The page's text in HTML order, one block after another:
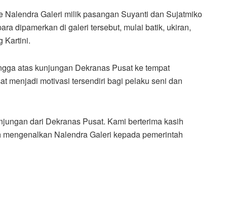
Galeri milik pasangan Suyanti dan Sujatmiko
dipamerkan di galeri tersebut, mulai batik, ukiran,
Kartini.
atas kunjungan Dekranas Pusat ke tempat
menjadi motivasi tersendiri bagi pelaku seni dan
dari Dekranas Pusat. Kami berterima kasih
Nalendra Galeri kepada pemerintah